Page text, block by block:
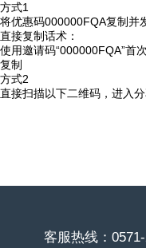
方式1
将优惠码000000FQA复制并
直接复制话术：
使用邀请码“000000FQA”首
复制
方式2
直接扫描以下二维码，进入
客服热线：